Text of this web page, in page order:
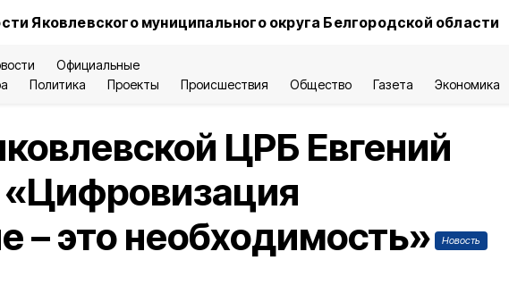
Яковлевского муниципального округа Белгородской области
Официальные
Политика Проекты Происшествия Общество Газета Экономика
ЦРБ Евгений
– это необходимость»
Новость